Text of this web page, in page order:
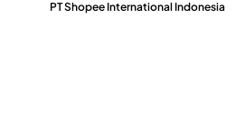
PT Shopee International Indonesia